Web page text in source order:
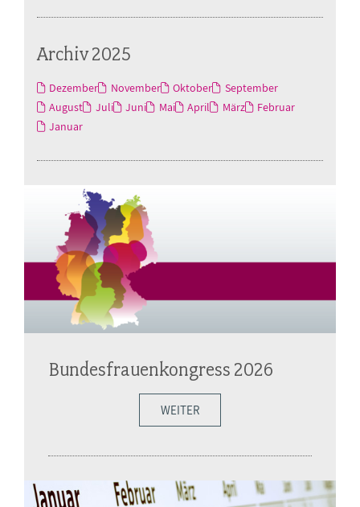
Archiv 2025
Dezember November Oktober
September
August
Juli Juni Mai April März
Februar
Januar
Bundesfrauenkongress 2026
WEITER